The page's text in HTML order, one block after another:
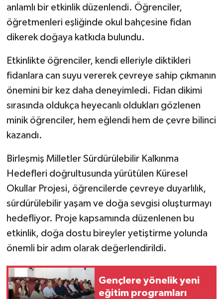
anlamlı bir etkinlik düzenlendi. Öğrenciler,
öğretmenleri eşliğinde okul bahçesine fidan
dikerek doğaya katkıda bulundu.
Etkinlikte öğrenciler, kendi elleriyle diktikleri
fidanlara can suyu vererek çevreye sahip çıkmanın
önemini bir kez daha deneyimledi. Fidan dikimi
sırasında oldukça heyecanlı oldukları gözlenen
minik öğrenciler, hem eğlendi hem de çevre bilinci
kazandı.
Birleşmiş Milletler Sürdürülebilir Kalkınma
Hedefleri doğrultusunda yürütülen Küresel
Okullar Projesi, öğrencilerde çevreye duyarlılık,
sürdürülebilir yaşam ve doğa sevgisi oluşturmayı
hedefliyor. Proje kapsamında düzenlenen bu
etkinlik, doğa dostu bireyler yetiştirme yolunda
önemli bir adım olarak değerlendirildi.
Gençlere yönelik yeni
eğitim programları